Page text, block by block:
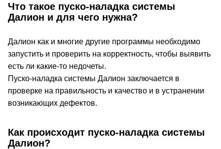
Что такое пуско-наладка системы
Далион и для чего нужна?
Далион как и многие другие программы необходимо
запустить и проверить на корректность, чтобы выявить
есть ли какие-то недочеты.
Пуско-наладка системы Далион заключается в
проверке на правильность и качество и в устранении
возникающих дефектов.
Как происходит пуско-наладка системы
Далион?